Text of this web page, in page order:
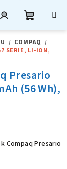
/ COMPAQ /
SERIE, LI-ION,
Presario
(56 Wh),
Compaq Presario